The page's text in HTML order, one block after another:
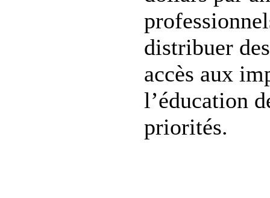
distribuer
accès aux
l’éducation
priorités.